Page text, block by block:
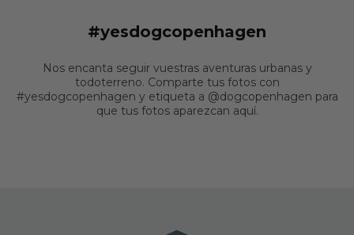
#yesdogcopenhagen
Nos encanta seguir vuestras aventuras urbanas y
todoterreno. Comparte tus fotos con
#yesdogcopenhagen y etiqueta a @dogcopenhagen para
que tus fotos aparezcan aquí.